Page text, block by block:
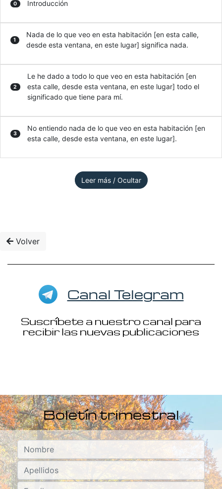
0 Introducción
1
Nada de lo que veo en esta habitación [en esta calle,
desde esta ventana, en este lugar] significa nada.
2
Le he dado a todo lo que veo en esta habitación [en
esta calle, desde esta ventana, en este lugar] todo el
significado que tiene para mí.
3
No entiendo nada de lo que veo en esta habitación [en
esta calle, desde esta ventana, en este lugar].
Leer más / Ocultar
Volver
Canal Telegram
Suscríbete a nuestro canal para
recibir las nuevas publicaciones
Boletín trimestral